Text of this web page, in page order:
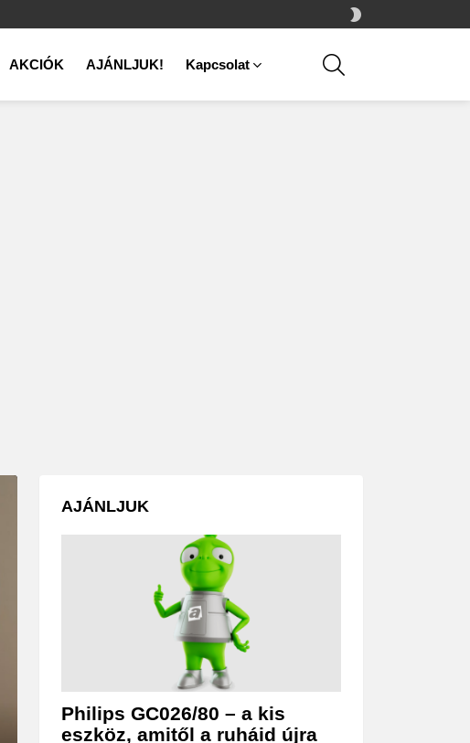
SKIN
AKCIÓK AJÁNLJUK! Kapcsolat
AJÁNLJUK
Philips GC026/80 – a kis
eszköz, amitől a ruháid újra